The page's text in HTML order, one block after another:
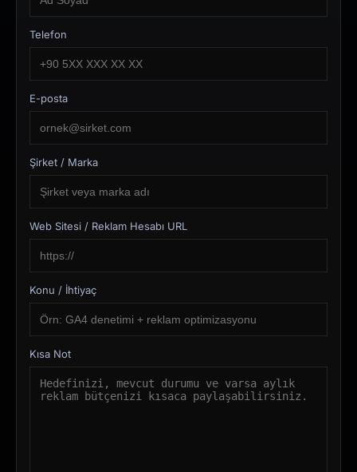
Telefon
E-posta
Şirket / Marka
Web Sitesi / Reklam Hesabı URL
Konu / İhtiyaç
Kısa Not